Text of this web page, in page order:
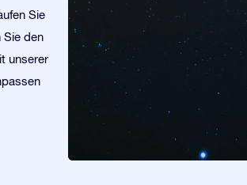
Sie
Sie den
unserer